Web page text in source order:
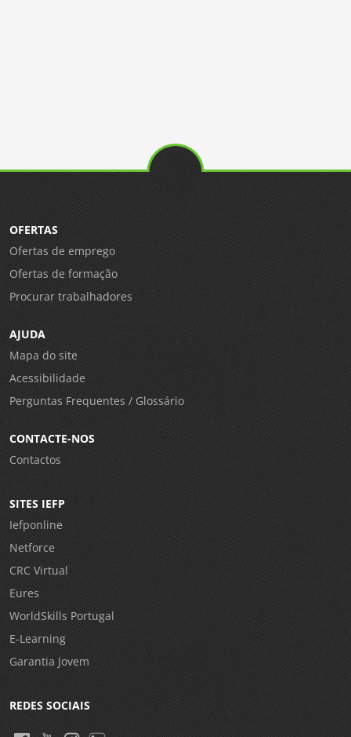
OFERTAS
Ofertas de emprego
Ofertas de formação
Procurar trabalhadores
AJUDA
Mapa do site
Acessibilidade
Perguntas Frequentes / Glossário
CONTACTE-NOS
Contactos
SITES IEFP
Iefponline
Netforce
CRC Virtual
Eures
WorldSkills Portugal
E-Learning
Garantia Jovem
REDES SOCIAIS